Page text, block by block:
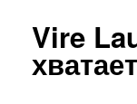
Vire